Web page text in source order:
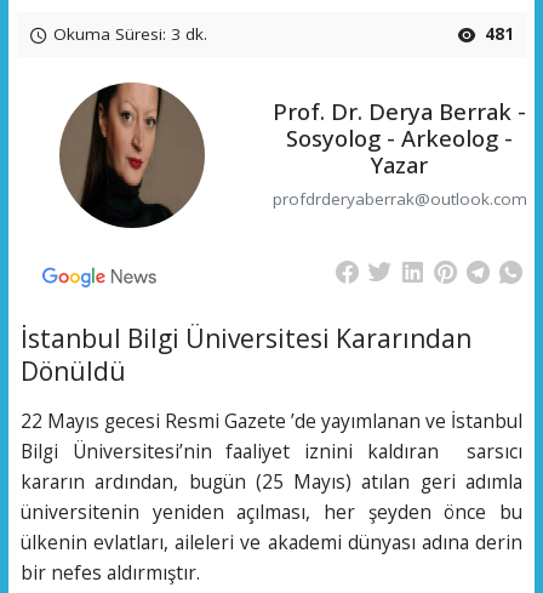
Okuma Süresi: 3 dk. 481
Prof. Dr. Derya Berrak -
Sosyolog - Arkeolog -
Yazar
profdrderyaberrak@outlook.com
İstanbul Bilgi Üniversitesi Kararından
Dönüldü
​22 Mayıs gecesi Resmi Gazete ’de yayımlanan ve İstanbul
Bilgi Üniversitesi’nin faaliyet iznini kaldıran sarsıcı
kararın ardından, bugün (25 Mayıs) atılan geri adımla
üniversitenin yeniden açılması, her şeyden önce bu
ülkenin evlatları, aileleri ve akademi dünyası adına derin
bir nefes aldırmıştır.